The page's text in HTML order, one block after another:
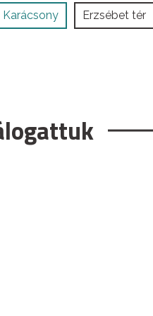
Karácsony Erzsébet tér